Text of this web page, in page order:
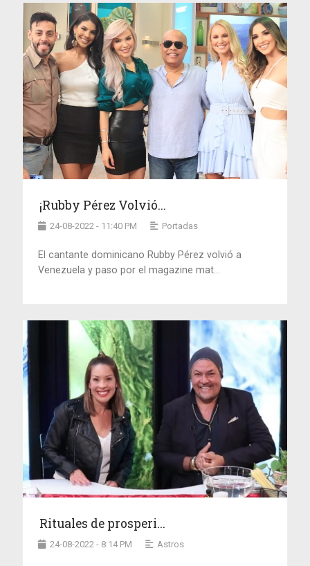
¡Rubby Pérez Volvió...
24-08-2022 - 11:40 PM Portadas
El cantante dominicano Rubby Pérez volvió a
Venezuela y paso por el magazine mat...
Rituales de prosperi...
24-08-2022 - 8:14 PM Astros